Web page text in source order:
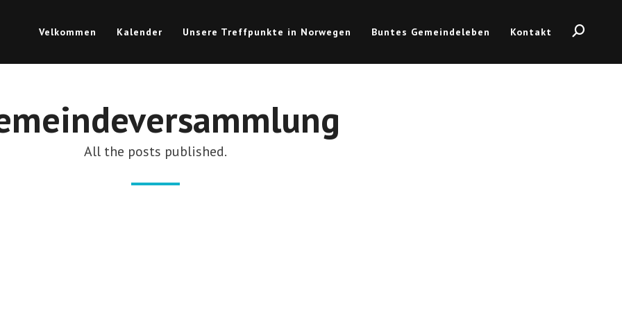
Velkommen Kalender Unsere Treffpunkte in Norwegen Buntes Gemeindeleben Kontakt
All the posts published.